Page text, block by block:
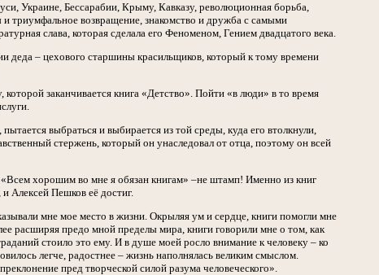
Украине, Бессарабии, Крыму, Кавказу, революционная борьба,
триумфальное возвращение, знакомство и дружба с самыми
слава, которая сделала его Феноменом, Гением двадцатого века.
деда – цехового старшины красильщиков, который к тому времени
заканчивается книга «Детство». Пойти «в люди» в то время
выбраться и выбирается из той среды, куда его втолкнули,
стержень, который он унаследовал от отца, поэтому он всей
хорошим во мне я обязан книгам» –не штамп! Именно из книг
и Алексей Пешков её достиг.
мне мое место в жизни. Окрыляя ум и сердце, книги помогли мне
расширяя предо мной пределы мира, книги говорили мне о том, как
стоило это ему. И в душе моей росло внимание к человеку – ко
легче, радостнее – жизнь наполнялась великим смыслом.
пред творческой силой разума человеческого».